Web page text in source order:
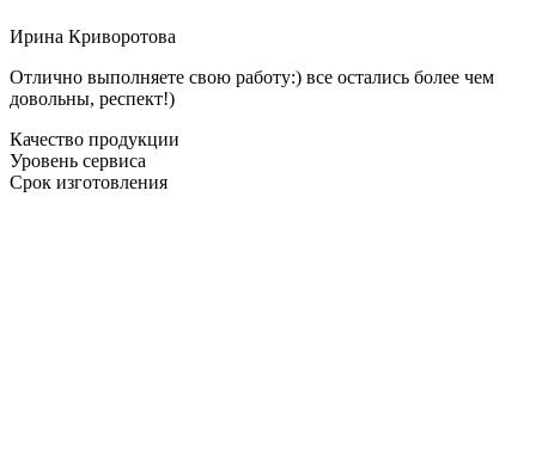
Ирина Криворотова
Отлично выполняете свою работу:) все остались более чем
довольны, респект!)
Качество продукции
Уровень сервиса
Срок изготовления